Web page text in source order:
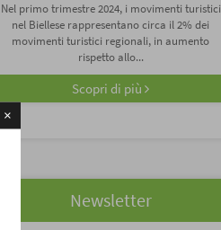
×
Nel primo trimestre 2024, i movimenti turistici
nel Biellese rappresentano circa il 2% dei
movimenti turistici regionali, in aumento
rispetto allo...
Scopri di più
Newsletter